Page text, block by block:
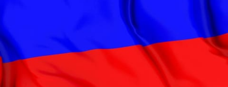
كأس العالم
البرامج